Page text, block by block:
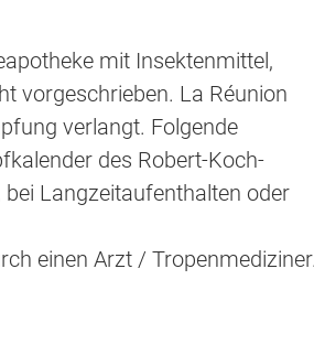
mit Insektenmittel,
vorgeschrieben. La Réunion
verlangt. Folgende
des Robert-Koch-
Langzeitaufenthalten oder
einen Arzt / Tropenmediziner.